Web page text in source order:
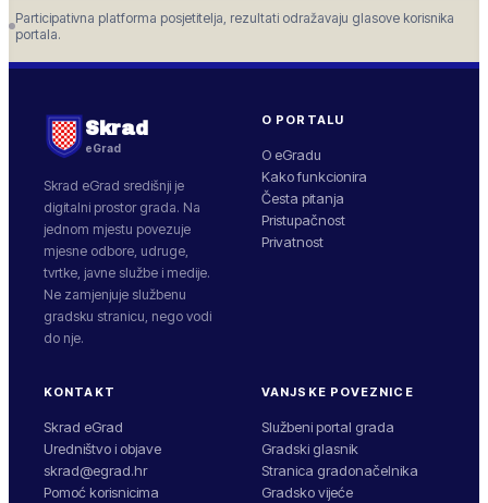
Participativna platforma posjetitelja, rezultati odražavaju glasove korisnika
portala.
Skrad
eGrad
Skrad eGrad središnji je
digitalni prostor grada. Na
jednom mjestu povezuje
mjesne odbore, udruge,
tvrtke, javne službe i medije.
Ne zamjenjuje službenu
gradsku stranicu, nego vodi
do nje.
O PORTALU
O eGradu
Kako funkcionira
Česta pitanja
Pristupačnost
Privatnost
KONTAKT
Skrad eGrad
Uredništvo i objave
skrad@egrad.hr
Pomoć korisnicima
VANJSKE POVEZNICE
Službeni portal grada
Gradski glasnik
Stranica gradonačelnika
Gradsko vijeće